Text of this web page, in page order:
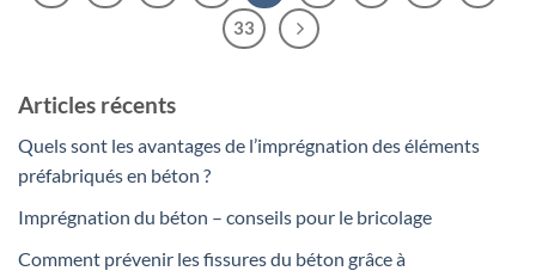
33
Articles récents
Quels sont les avantages de l’imprégnation des éléments
préfabriqués en béton ?
Imprégnation du béton – conseils pour le bricolage
Comment prévenir les fissures du béton grâce à